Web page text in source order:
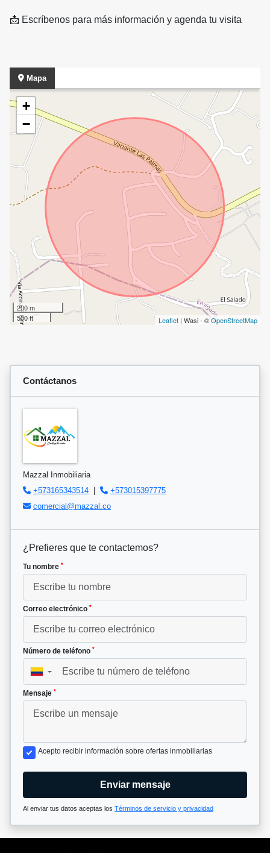
📩 Escríbenos para más información y agenda tu visita
Mapa
+
−
200 m
500 ft
Leaflet | Wasi - ©OpenStreetMap
Contáctanos
Mazzal Inmobiliaria
+573165343514
+573015397775
comercial@mazzal.co
¿Prefieres que te contactemos?
Tu nombre *
Correo electrónico *
Número de teléfono *
▼
Mensaje *
Acepto recibir información sobre ofertas inmobiliarias
Enviar mensaje
Al enviar tus datos aceptas los Términos de servicio y privacidad